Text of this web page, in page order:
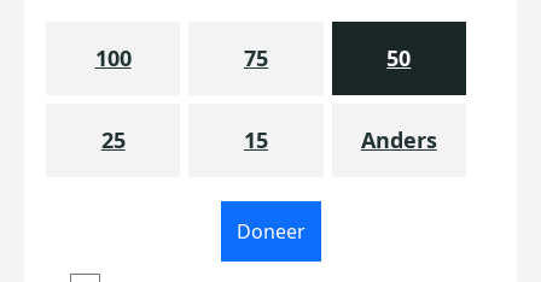
100 75 50
25 15 Anders
Doneer